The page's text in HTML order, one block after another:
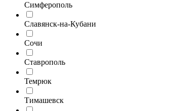
Симферополь
Славянск-на-Кубани
Сочи
Ставрополь
Темрюк
Тимашевск